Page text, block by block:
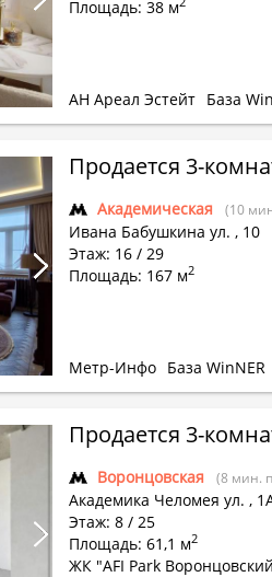
Площадь: 38 м
АН Ареал Эстейт База
Продается 3-
Академическая (10
Ивана Бабушкина ул. , 10
Этаж: 16 / 29
Площадь: 167 м2
Метр-Инфо База WinNER
Продается 3-
Воронцовская (8 мин.
Академика Челомея ул. ,
Этаж: 8 / 25
Площадь: 61,1 м2
ЖК "AFI Park